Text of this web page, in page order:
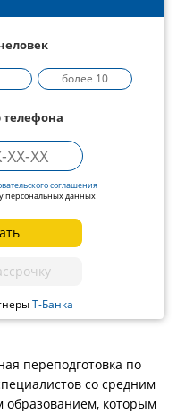
более 10
соглашения
персональных данных
Т-Банка
переподготовка по
со средним
которым